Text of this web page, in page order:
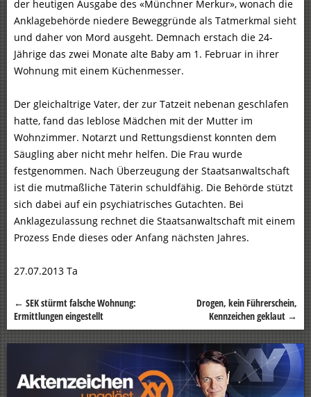
der heutigen Ausgabe des «Münchner Merkur», wonach die
Anklagebehörde niedere Beweggründe als Tatmerkmal sieht
und daher von Mord ausgeht. Demnach erstach die 24-
Jährige das zwei Monate alte Baby am 1. Februar in ihrer
Wohnung mit einem Küchenmesser.
Der gleichaltrige Vater, der zur Tatzeit nebenan geschlafen
hatte, fand das leblose Mädchen mit der Mutter im
Wohnzimmer. Notarzt und Rettungsdienst konnten dem
Säugling aber nicht mehr helfen. Die Frau wurde
festgenommen. Nach Überzeugung der Staatsanwaltschaft
ist die mutmaßliche Täterin schuldfähig. Die Behörde stützt
sich dabei auf ein psychiatrisches Gutachten. Bei
Anklagezulassung rechnet die Staatsanwaltschaft mit einem
Prozess Ende dieses oder Anfang nächsten Jahres.
27.07.2013 Ta
Beitragsnavigation
← SEK stürmt falsche Wohnung:
Ermittlungen eingestellt
Drogen, kein Führerschein,
Kennzeichen geklaut →